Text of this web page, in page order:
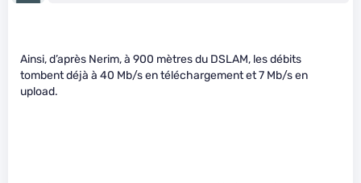
Ainsi, d’après Nerim, à 900 mètres du DSLAM, les débits
tombent déjà à 40 Mb/s en téléchargement et 7 Mb/s en
upload.